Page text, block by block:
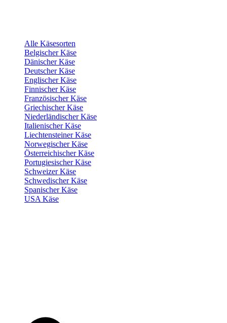
Alle Käsesorten
Belgischer Käse
Dänischer Käse
Deutscher Käse
Englischer Käse
Finnischer Käse
Französischer Käse
Griechischer Käse
Niederländischer Käse
Italienischer Käse
Liechtensteiner Käse
Norwegischer Käse
Österreichischer Käse
Portugiesischer Käse
Schweizer Käse
Schwedischer Käse
Spanischer Käse
USA Käse